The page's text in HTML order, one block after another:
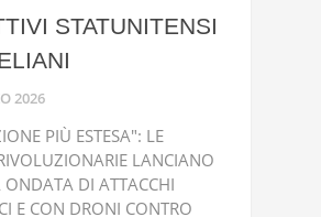
STATUNITENSI
2026
PIÙ ESTESA": LE
LANCIANO
DI ATTACCHI
E CON DRONI CONTRO